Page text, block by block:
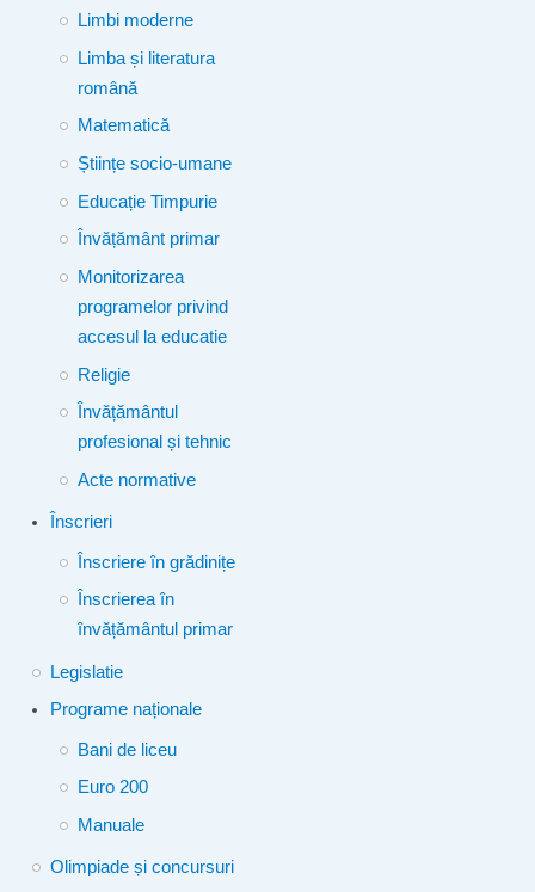
Limbi moderne
Limba și literatura
română
Matematică
Științe socio-umane
Educație Timpurie
Învățământ primar
Monitorizarea
programelor privind
accesul la educatie
Religie
Învățământul
profesional și tehnic
Acte normative
Înscrieri
Înscriere în grădinițe
Înscrierea în
învățământul primar
Legislatie
Programe naționale
Bani de liceu
Euro 200
Manuale
Olimpiade și concursuri